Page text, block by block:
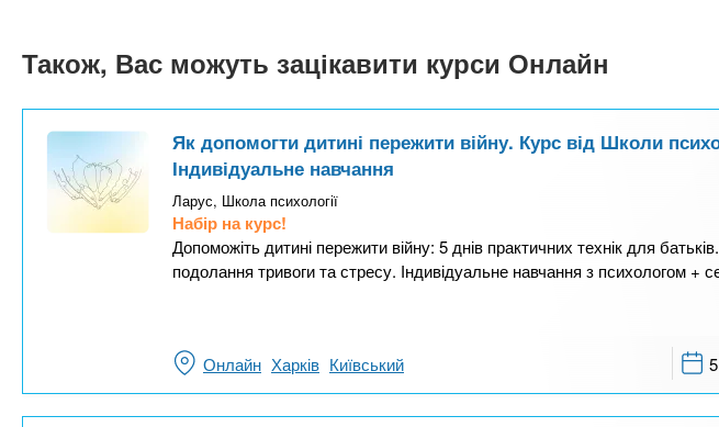
Також, Вас можуть зацікавити курси Онлайн
Як допомогти дитині пережити війну. Курс від Школи
Індивідуальне навчання
Ларус, Школа психології
Набір на курс!
Допоможіть дитині пережити війну: 5 днів практичних технік для
подолання тривоги та стресу. Індивідуальне навчання з психологом +
Онлайн Харків Київський